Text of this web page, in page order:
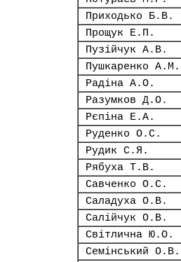
Приходько Б.В.
Прощук Е.П.
Пузійчук А.В.
Пушкаренко А.М.
Радіна А.О.
Разумков Д.О.
Рєпіна Е.А.
Руденко О.С.
Рудик С.Я.
Рябуха Т.В.
Савченко О.С.
Саладуха О.В.
Салійчук О.В.
Світлична Ю.О.
Семінський О.В.